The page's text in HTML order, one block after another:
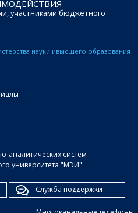
участниками бюджетного
науки ивысшего образования
аналитических систем
университета "МЭИ"
Служба поддержки